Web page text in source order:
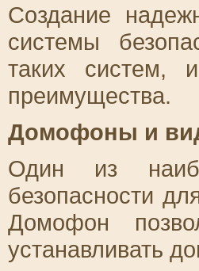
Создание
системы
таких систем,
преимущества.
Домофоны и
Один из
безопасности
Домофон
устанавливать